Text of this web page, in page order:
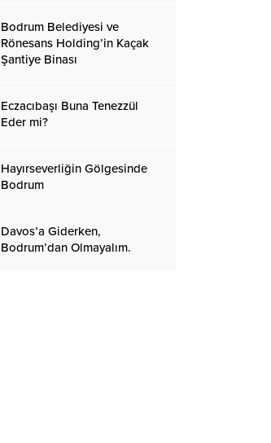
Bodrum Belediyesi ve
Rönesans Holding’in Kaçak
Şantiye Binası
Eczacıbaşı Buna Tenezzül
Eder mi?
Hayırseverliğin Gölgesinde
Bodrum
Davos’a Giderken,
Bodrum’dan Olmayalım.